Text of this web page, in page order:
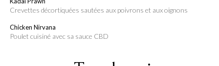
crevettes décortiquées sautées aux poivrons et aux oignons
Chicken Nirvana
Poulet cuisiné avec sa sauce CBD